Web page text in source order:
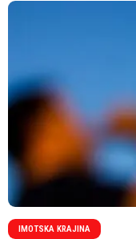
IMOTSKA KRAJINA